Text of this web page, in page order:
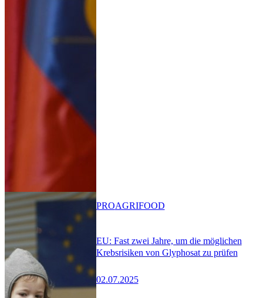
EU: Fast zwei Jahre, um die möglichen
Krebsrisiken von Glyphosat zu prüfen
02.07.2025
PROAGRIFOOD